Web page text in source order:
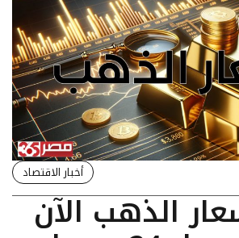
أخبار الاقتصاد
الذهب الآن